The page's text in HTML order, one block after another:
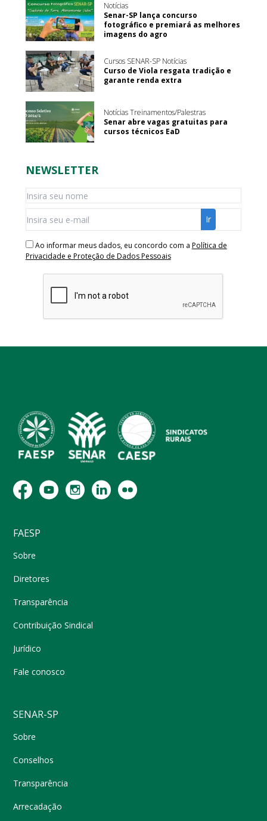
Notícias
Senar-SP lança concurso
fotográfico e premiará as melhores
imagens do agro
Cursos SENAR-SP Notícias
Curso de Viola resgata tradição e
garante renda extra
Notícias Treinamentos/Palestras
Senar abre vagas gratuitas para
cursos técnicos EaD
NEWSLETTER
Ao informar meus dados, eu concordo com a Política de
Privacidade e Proteção de Dados Pessoais
FAESP
Sobre
Diretores
Transparência
Contribuição Sindical
Jurídico
Fale conosco
SENAR-SP
Sobre
Conselhos
Transparência
Arrecadação